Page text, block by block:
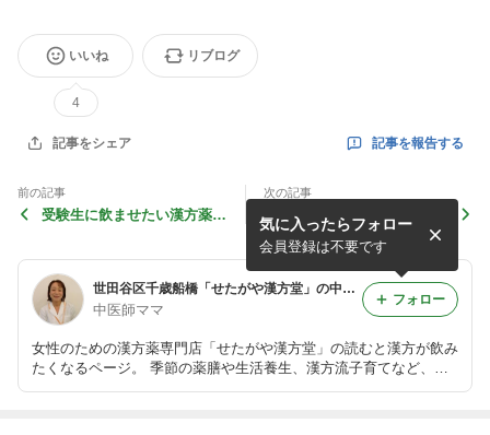
いいね
4
リブログ
記事をシェア 記事を報告する
前の記事
受験生に飲ませたい漢方薬ベ
次の記事
疲れ目、ドライアイの漢方薬
世田谷区千歳船橋「せたがや漢方堂」の中医師ママのブログ
中医師ママ
女性のための漢方薬専門店「せたがや漢方堂」の読むと漢方が飲み
たくなるページ。 季節の薬膳や生活養生、漢方流子育てなど、日
常生活に取り入れたい東洋医学の知恵をお伝えします。 今よりも
気に入ったらフォロー
会員登録は不要です
フォロー